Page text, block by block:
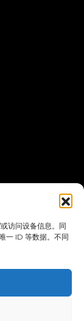
访问设备信息。同
一 ID 等数据。不同
条件